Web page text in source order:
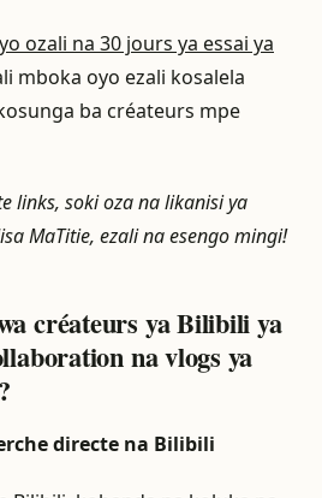
ozali na 30 jours ya essai ya
mboka oyo ezali kosalela
ba créateurs mpe
links, soki oza na likanisi ya
MaTitie, ezali na esengo mingi!
créateurs ya Bilibili ya
na vlogs ya
directe na Bilibili